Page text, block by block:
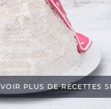
VOIR PLUS DE RECETTES